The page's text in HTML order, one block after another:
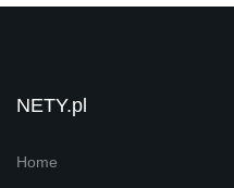
NETY.pl
Home